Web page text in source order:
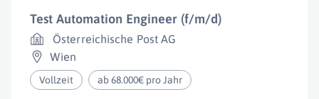
Test Automation Engineer (f/m/d)
Österreichische Post AG
Wien
Vollzeit ab 68.000€ pro Jahr